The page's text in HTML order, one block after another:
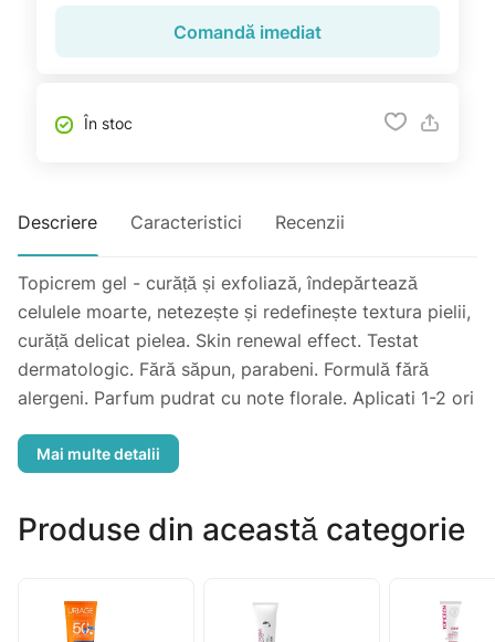
Comandă imediat
În stoc
Descriere Caracteristici Recenzii
Topicrem gel - curăță și exfoliază, îndepărtează
celulele moarte, netezește și redefinește textura pielii,
curăță delicat pielea. Skin renewal effect. Testat
dermatologic. Fără săpun, parabeni. Formulă fără
alergeni. Parfum pudrat cu note florale. Aplicati 1-2 ori
Evitați contatul cu ochii, în caz de atingere accidentală
Produse din această categorie